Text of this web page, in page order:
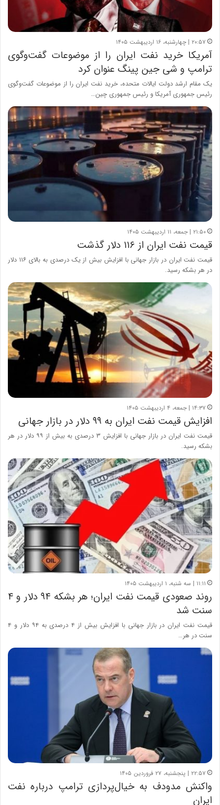
۲۰:۵۷ | چهارشنبه، ۱۶ اردیبهشت ۱۴۰۵
آمریکا خرید نفت ایران را از موضوعات گفت‌وگوی
ترامپ و شی جین پینگ عنوان کرد
یک مقام ارشد دولت ایالات متحده، خرید نفت ایران را از موضوعات گفت‌وگوی
رئیس جمهوری آمریکا و رئیس جمهوری چین…
۲۱:۵۰ | جمعه، ۱۱ اردیبهشت ۱۴۰۵
قیمت نفت ایران از ۱۱۶ دلار گذشت
قیمت نفت ایران در بازار جهانی با افزایش بیش از یک درصدی به بالای ۱۱۶ دلار
در هر بشکه رسید.
۱۴:۳۷ | جمعه، ۴ اردیبهشت ۱۴۰۵
افزایش قیمت نفت ایران به ۹۹ دلار در بازار جهانی
قیمت نفت ایران در بازار جهانی با افزایش ۳ درصدی به بیش از ۹۹ دلار در هر
بشکه رسید.
۱۱:۱۱ | سه شنبه، ۱ اردیبهشت ۱۴۰۵
روند صعودی قیمت نفت ایران؛ هر بشکه ۹۴ دلار و ۴
سنت شد
قیمت نفت ایران در بازار جهانی با افزایش بیش از ۴ درصدی به ۹۴ دلار و ۴
سنت در هر…
۲۲:۵۷ | پنجشنبه، ۲۷ فروردین ۱۴۰۵
واکنش مدودف به خیال‌پردازی ترامپ درباره نفت
ایران